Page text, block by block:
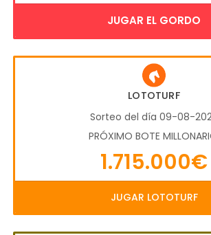
JUGAR EL GORDO
LOTOTURF
Sorteo del día 09-08-
PRÓXIMO BOTE
1.715.000€
JUGAR LOTOTURF